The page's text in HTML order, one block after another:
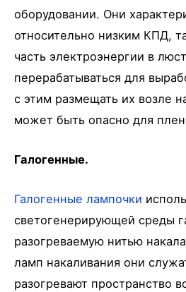
оборудовании. Они
относительно низким КПД,
часть электроэнергии в
перерабатываться для
с этим размещать их возле
может быть опасно для
Галогенные.
Галогенные лампочки
светогенерирующей среды
разогреваемую нитью
ламп накаливания они
разогревают пространство